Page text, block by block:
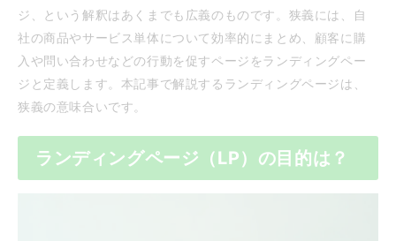
ジ、という解釈はあくまでも広義のものです。狭義には、自
社の商品やサービス単体について効率的にまとめ、顧客に購
入や問い合わせなどの行動を促すページをランディングペー
ジと定義します。本記事で解説するランディングページは、
狭義の意味合いです。
ランディングページ（LP）の目的は？